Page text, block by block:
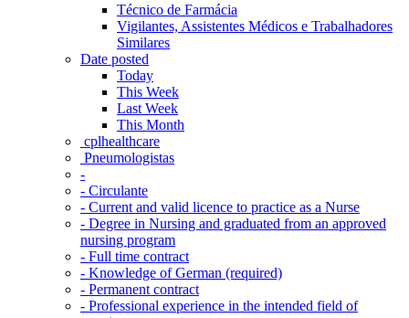
Técnico de Farmácia
Vigilantes, Assistentes Médicos e Trabalhadores
Similares
Date posted
Today
This Week
Last Week
This Month
‎ cplhealthcare‬
Pneumologistas
-
- Circulante
- Current and valid licence to practice as a Nurse
- Degree in Nursing and graduated from an approved
nursing program
- Full time contract
- Knowledge of German (required)
- Permanent contract
- Professional experience in the intended field of